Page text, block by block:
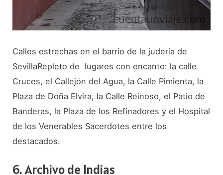
Calles estrechas en el barrio de la judería de
SevillaRepleto de lugares con encanto: la calle
Cruces, el Callejón del Agua, la Calle Pimienta, la
Plaza de Doña Elvira, la Calle Reinoso, el Patio de
Banderas, la Plaza de los Refinadores y el Hospital
de los Venerables Sacerdotes entre los
destacados.
6. Archivo de Indias